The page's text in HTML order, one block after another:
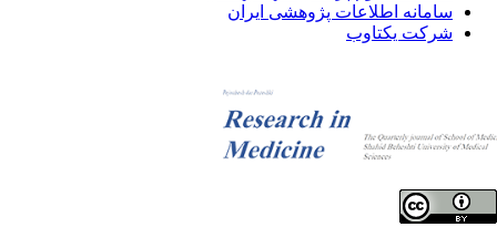
سامانه اطلاعات پژوهشی ایران
شرکت یکتاوب